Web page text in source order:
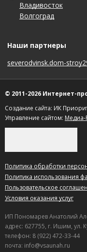
Владивосток
Волгоград
Краснодар
Красноярск
Пенза
Пермь
Тула
Тюмень
Наши партнеры
severodvinsk.dom-
© 2011-2026 Интернет-
Создание сайта: ИК
Управление сайтом:
Политика обработки
Политика использования
Пользовательское
Условия оказания услуг
ИП Пономарев Анатолий
адрес: 627755, г. Ишим, ул.
телефон: 8 (922) 472-33-44
почта: info@vsaunah.ru